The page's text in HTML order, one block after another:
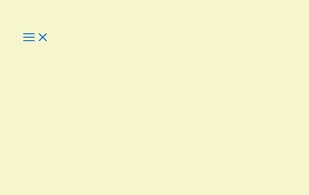
Main
Menu